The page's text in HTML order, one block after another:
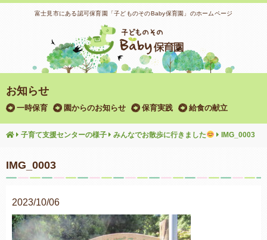
富士見市にある認可保育園「子どものそのBaby保育園」のホームページ
お知らせ
一時保育 園からのお知らせ 保育実践 給食の献立
子育て支援センターの様子 みんなでお散歩に行きました IMG_0003
IMG_0003
2023/10/06